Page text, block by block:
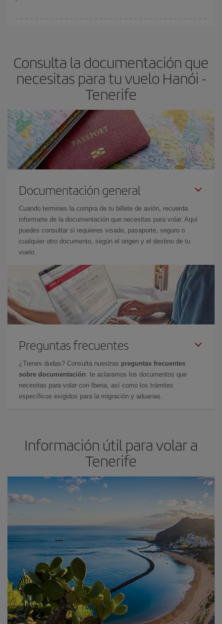
avión más baratos te saldrán. Además, si buscas los vuelos con
las fechas y los horarios del viaje un poco abiertos, podráselegir
el precio más barato.
Consulta la documentación que
necesitas para tu vuelo Hanói -
Tenerife
Documentación general
Cuando termines la compra de tu billete de avión, recuerda
informarte de la documentación que necesitas para volar. Aquí
puedes consultar si requieres visado, pasaporte, seguro o
cualquier otro documento, según el origen y el destino de tu
vuelo.
Preguntas frecuentes
¿Tienes dudas? Consulta nuestras preguntas frecuentes
sobre documentación: te aclaramos los documentos que
necesitas para volar con Iberia, así como los trámites
específicos exigidos para la migración y aduanas.
Información útil para volar a
Tenerife